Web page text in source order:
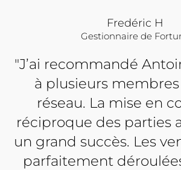
Fredéric H
Gestionnaire de
"J’ai recommandé
à plusieurs
réseau. La mise en
réciproque des parties
un grand succès. Les
parfaitement